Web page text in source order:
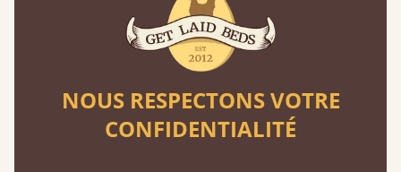
Get Laid Beds, un choix définitif : l'assurance
d'un lit à l'épreuve du temps. Nous passons
environ un tiers de notre vie au lit. Mieux vaut
donc qu’il soit fait pour durer.
En savoir plus
NOUS RESPECTONS VOTRE
CONFIDENTIALITÉ